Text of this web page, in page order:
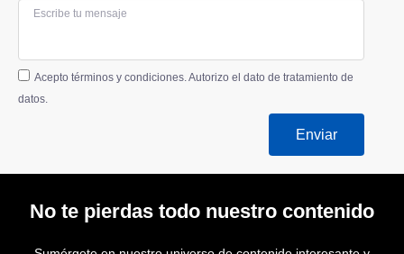
Acepto términos y condiciones. Autorizo el dato de tratamiento de
datos.
Enviar
No te pierdas todo nuestro contenido